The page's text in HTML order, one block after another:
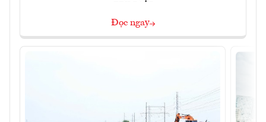
Đọc ngay